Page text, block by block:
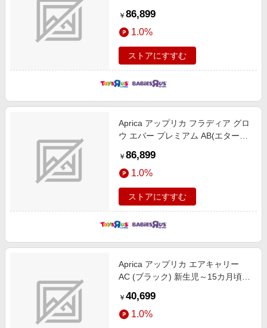
ISOFIX固定 R129適合 回転型 フル
フラットベッド 新生児～4歳頃まで
￥ 86,899
1.0%
ストアにすすむ
Aprica アップリカ フラディア グロ
ウ エバー プレミアム AB(エターナ
ISOFIX固定 R129適合 回転型 フル
フラットベッド 新生児～4歳頃まで
￥ 86,899
1.0%
ストアにすすむ
Aprica アップリカ エアキャリー
AC (ブラック) 新生児～15カ月頃
ンファントカーシート
￥ 40,699
1.0%